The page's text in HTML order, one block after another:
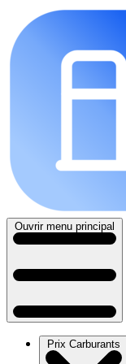
Ouvrir menu principal
Prix Carburants